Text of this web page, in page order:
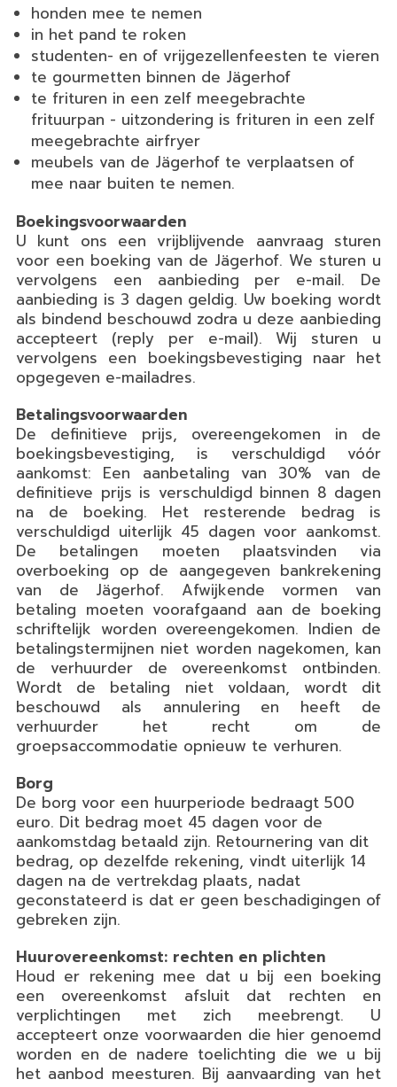
honden mee te nemen
in het pand te roken
studenten- en of vrijgezellenfeesten te vieren
te gourmetten binnen de Jägerhof
te frituren in een zelf meegebrachte
frituurpan - uitzondering is frituren in een zelf
meegebrachte airfryer
meubels van de Jägerhof te verplaatsen of
mee naar buiten te nemen.
Boekingsvoorwaarden
U kunt ons een vrijblijvende aanvraag sturen
voor een boeking van de Jägerhof. We sturen u
vervolgens een aanbieding per e-mail. De
aanbieding is 3 dagen geldig. Uw boeking wordt
als bindend beschouwd zodra u deze aanbieding
accepteert (reply per e-mail). Wij sturen u
vervolgens een boekingsbevestiging naar het
opgegeven e-mailadres.
Betalingsvoorwaarden
De definitieve prijs, overeengekomen in de
boekingsbevestiging, is verschuldigd vóór
aankomst: Een aanbetaling van 30% van de
definitieve prijs is verschuldigd binnen 8 dagen
na de boeking. Het resterende bedrag is
verschuldigd uiterlijk 45 dagen voor aankomst.
De betalingen moeten plaatsvinden via
overboeking op de aangegeven bankrekening
van de Jägerhof. Afwijkende vormen van
betaling moeten voorafgaand aan de boeking
schriftelijk worden overeengekomen. Indien de
betalingstermijnen niet worden nagekomen, kan
de verhuurder de overeenkomst ontbinden.
Wordt de betaling niet voldaan, wordt dit
beschouwd als annulering en heeft de
verhuurder het recht om de
groepsaccommodatie opnieuw te verhuren.
Borg
De borg voor een huurperiode bedraagt 500
euro. Dit bedrag moet 45 dagen voor de
aankomstdag betaald zijn. Retournering van dit
bedrag, op dezelfde rekening, vindt uiterlijk 14
dagen na de vertrekdag plaats, nadat
geconstateerd is dat er geen beschadigingen of
gebreken zijn.
Huurovereenkomst: rechten en plichten
Houd er rekening mee dat u bij een boeking
een overeenkomst afsluit dat rechten en
verplichtingen met zich meebrengt. U
accepteert onze voorwaarden die hier genoemd
worden en de nadere toelichting die we u bij
het aanbod meesturen. Bij aanvaarding van het